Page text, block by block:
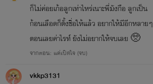
ก็ไม่ค่อยเก้อลูกเท่าไหร่เนาะพี่มังกือ ลูกเป็น
ก้อนเลือดก็ตั้งชื่อให้แล้ว อยากให้มีอีกหลายๆ
ตอนเลยค่าไรท์ ยังไม่อยากให้จบเลย 🥺
จากตอน: แค่เปิดใจ (จบ)
vkkp3131